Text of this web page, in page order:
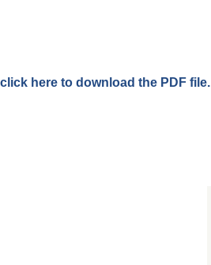
click here to download the PDF file.